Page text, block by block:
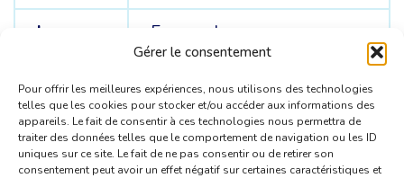
Gérer le consentement
Pour offrir les meilleures expériences, nous utilisons des technologies
telles que les cookies pour stocker et/ou accéder aux informations des
appareils. Le fait de consentir à ces technologies nous permettra de
traiter des données telles que le comportement de navigation ou les ID
uniques sur ce site. Le fait de ne pas consentir ou de retirer son
consentement peut avoir un effet négatif sur certaines caractéristiques et
Langues
Espagnol